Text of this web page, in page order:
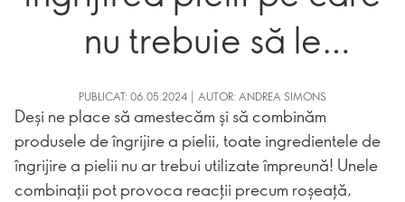
nu trebuie să le
amesteci niciodată
PUBLICAT: 06.05.2024 | AUTOR: ANDREA SIMONS
Deși ne place să amestecăm și să combinăm
produsele de îngrijire a pielii, toate ingredientele de
îngrijire a pielii nu ar trebui utilizate împreună! Unele
combinații pot provoca reacții precum roșeață,